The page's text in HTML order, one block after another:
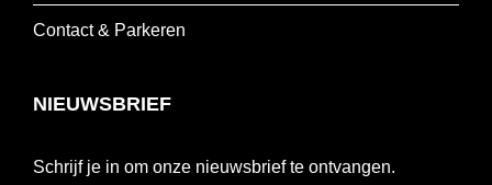
Contact & Parkeren
NIEUWSBRIEF
Schrijf je in om onze nieuwsbrief te ontvangen.